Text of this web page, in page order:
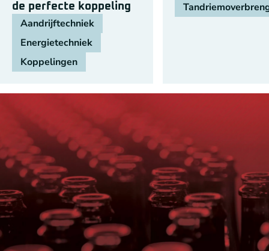
de perfecte koppeling
Aandrijftechniek
Energietechniek
Koppelingen